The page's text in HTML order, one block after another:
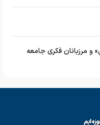
و مرزبانان فکری جامعه